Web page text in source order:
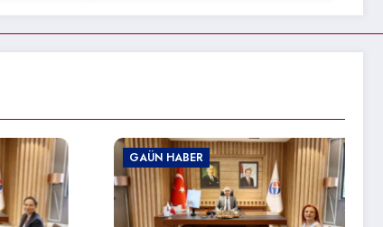
GAÜN HABER